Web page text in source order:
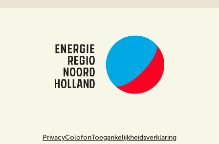
PrivacyColofonToegankelijkheidsverklaring